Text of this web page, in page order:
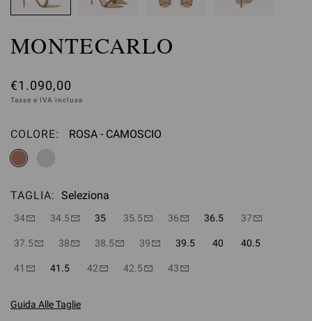
MONTECARLO
€1.090,00
Tasse e IVA incluse
COLORE: Seleziona
ROSA - CAMOSCIO
TAGLIA: Seleziona
34 34.5 35 35.5 36 36.5 37
37.5 38 38.5 39 39.5 40 40.5
41 41.5 42 42.5 43
Guida Alle Taglie